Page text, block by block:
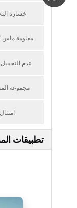
خسارة
مقاومة ماس
عدم
مجموعة
امتثال
تطبيقات